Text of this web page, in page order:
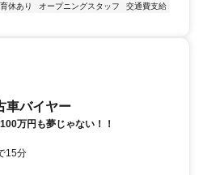
育休あり オープニングスタッフ
交通費支給
車バイヤー
万円も夢じゃない！！
15分